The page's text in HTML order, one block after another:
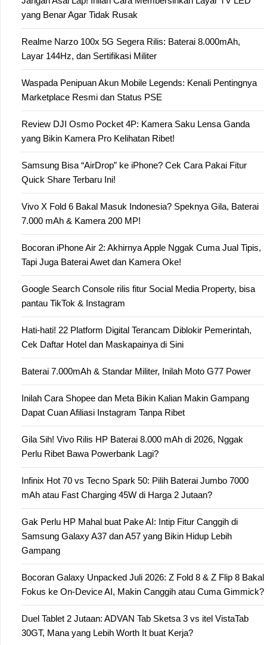
yang Benar Agar Tidak Rusak
Realme Narzo 100x 5G Segera Rilis: Baterai 8.000mAh,
Layar 144Hz, dan Sertifikasi Militer
Waspada Penipuan Akun Mobile Legends: Kenali Pentingnya
Marketplace Resmi dan Status PSE
Review DJI Osmo Pocket 4P: Kamera Saku Lensa Ganda
yang Bikin Kamera Pro Kelihatan Ribet!
Samsung Bisa “AirDrop” ke iPhone? Cek Cara Pakai Fitur
Quick Share Terbaru Ini!
Vivo X Fold 6 Bakal Masuk Indonesia? Speknya Gila, Baterai
7.000 mAh & Kamera 200 MP!
Bocoran iPhone Air 2: Akhirnya Apple Nggak Cuma Jual Tipis,
Tapi Juga Baterai Awet dan Kamera Oke!
Google Search Console rilis fitur Social Media Property, bisa
pantau TikTok & Instagram
Hati-hati! 22 Platform Digital Terancam Diblokir Pemerintah,
Cek Daftar Hotel dan Maskapainya di Sini
Baterai 7.000mAh & Standar Militer, Inilah Moto G77 Power
Inilah Cara Shopee dan Meta Bikin Kalian Makin Gampang
Dapat Cuan Afiliasi Instagram Tanpa Ribet
Gila Sih! Vivo Rilis HP Baterai 8.000 mAh di 2026, Nggak
Perlu Ribet Bawa Powerbank Lagi?
Infinix Hot 70 vs Tecno Spark 50: Pilih Baterai Jumbo 7000
mAh atau Fast Charging 45W di Harga 2 Jutaan?
Gak Perlu HP Mahal buat Pake AI: Intip Fitur Canggih di
Samsung Galaxy A37 dan A57 yang Bikin Hidup Lebih
Gampang
Bocoran Galaxy Unpacked Juli 2026: Z Fold 8 & Z Flip 8 Bakal
Fokus ke On-Device AI, Makin Canggih atau Cuma Gimmick?
Duel Tablet 2 Jutaan: ADVAN Tab Sketsa 3 vs itel VistaTab
30GT, Mana yang Lebih Worth It buat Kerja?